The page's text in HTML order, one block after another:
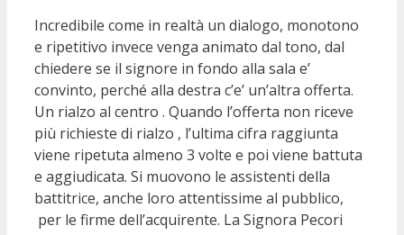
Incredibile come in realtà un dialogo, monotono
e ripetitivo invece venga animato dal tono, dal
chiedere se il signore in fondo alla sala e’
convinto, perché alla destra c’e’ un’altra offerta.
Un rialzo al centro . Quando l’offerta non riceve
più richieste di rialzo , l’ultima cifra raggiunta
viene ripetuta almeno 3 volte e poi viene battuta
e aggiudicata. Si muovono le assistenti della
battitrice, anche loro attentissime al pubblico,
per le firme dell’acquirente. La Signora Pecori